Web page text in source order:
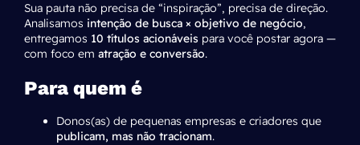
Sua pauta não precisa de “inspiração”, precisa de direção.
Analisamos intenção de busca × objetivo de negócio,
entregamos 10 títulos acionáveis para você postar agora —
com foco em atração e conversão.
Para quem é
Donos(as) de pequenas empresas e criadores que
publicam, mas não tracionam.